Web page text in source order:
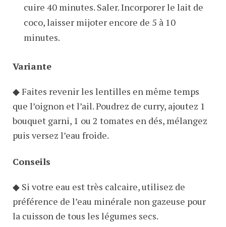
cuire 40 minutes. Saler. Incorporer le lait de
coco, laisser mijoter encore de 5 à 10
minutes.
Variante
◆ Faites revenir les lentilles en même temps
que l’oignon et l’ail. Poudrez de curry, ajoutez 1
bouquet garni, 1 ou 2 tomates en dés, mélangez
puis versez l’eau froide.
Conseils
◆ Si votre eau est très calcaire, utilisez de
préférence de l’eau minérale non gazeuse pour
la cuisson de tous les légumes secs.